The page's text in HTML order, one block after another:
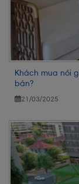
Khách mua nói
bán?
21/03/2025